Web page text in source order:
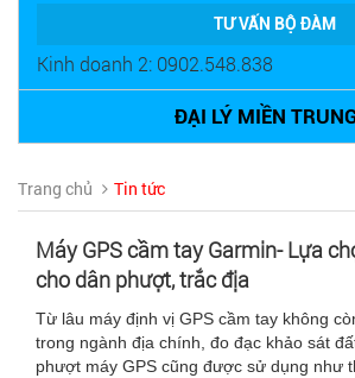
TƯ VẤN BỘ ĐÀM
Kinh doanh 2: 0902.548.838
ĐẠI LÝ MIỀN
Trang chủ Tin tức
Máy GPS cầm tay Garmin- Lựa
cho dân phượt, trắc địa
Từ lâu máy định vị GPS cầm tay không
trong ngành địa chính, đo đạc khảo sát
phượt máy GPS cũng được sử dụng như